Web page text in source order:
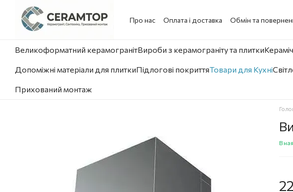
Перейти до основного контенту
Про нас
Оплата і доставка Обмін та
Великоформатний керамогранітВироби з керамограніту та плитки
Допоміжні матеріали для плиткиПідлогові покриттяТовари для Кухні
Прихований монтаж
В